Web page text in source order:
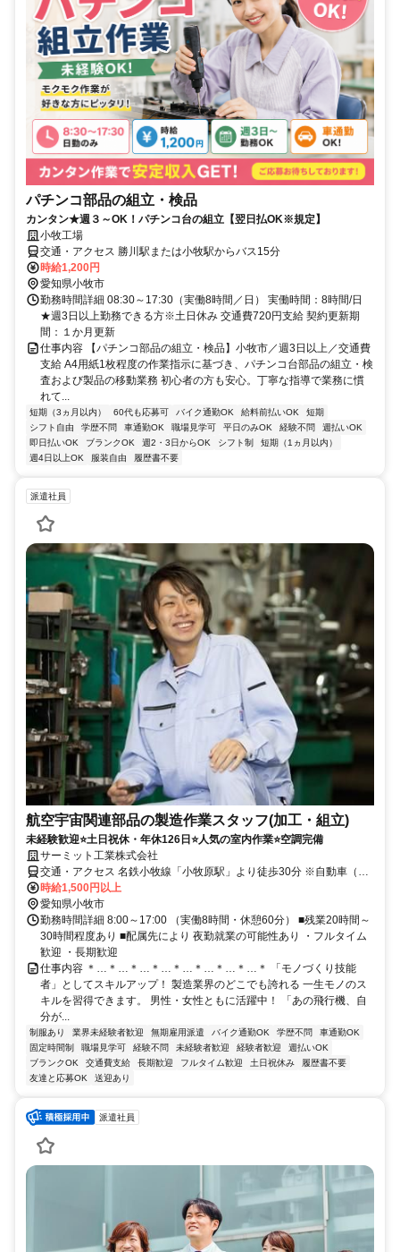
パチンコ部品の組立・検品
カンタン★週３～OK！パチンコ台の組立【翌日払OK※規定】
小牧工場
交通・アクセス 勝川駅または小牧駅からバス15分
時給1,200円
愛知県小牧市
勤務時間詳細 08:30～17:30（実働8時間／日） 実働時間：8時間/日
★週3日以上勤務できる方※土日休み 交通費720円支給 契約更新期
間：１か月更新
仕事内容 【パチンコ部品の組立・検品】小牧市／週3日以上／交通費
支給 A4用紙1枚程度の作業指示に基づき、パチンコ台部品の組立・検
査および製品の移動業務 初心者の方も安心。丁寧な指導で業務に慣
れて...
短期（3ヵ月以内） 60代も応募可 バイク通勤OK 給料前払いOK
短期
シフト自由
学歴不問 車通勤OK 職場見学可 平日のみOK 経験不問
週払いOK
即日払いOK
ブランクOK 週2・3日からOK シフト制
短期（1ヵ月以内）
週4日以上OK
服装自由 履歴書不要
派遣社員
航空宇宙関連部品の製造作業スタッフ(加工・組立)
未経験歓迎⭐土日祝休・年休126日⭐人気の室内作業⭐空調完備
サーミット工業株式会社
交通・アクセス 名鉄小牧線「小牧原駅」より徒歩30分 ※自動車（台
数に限りあり）・バイク・自転車通勤OK / 名鉄 岩倉駅・布袋駅・小
牧駅 JR 春日井駅・金山総合駅・高蔵寺駅から直行チャーターバスあ
り
時給1,500円以上
愛知県小牧市
勤務時間詳細 8:00～17:00 （実働8時間・休憩60分） ■残業20時間～
30時間程度あり ■配属先により 夜勤就業の可能性あり ・フルタイム
歓迎 ・長期歓迎
仕事内容 ＊…＊…＊…＊…＊…＊…＊…＊…＊ 「モノづくり技能
者」としてスキルアップ！ 製造業界のどこでも誇れる 一生モノのス
キルを習得できます。 男性・女性ともに活躍中！ 「あの飛行機、自
分が...
制服あり 業界未経験者歓迎 無期雇用派遣 バイク通勤OK 学歴不問
車通勤OK
固定時間制
職場見学可 経験不問 未経験者歓迎 経験者歓迎
週払いOK
ブランクOK
交通費支給 長期歓迎 フルタイム歓迎 土日祝休み
履歴書不要
友達と応募OK
送迎あり
派遣社員